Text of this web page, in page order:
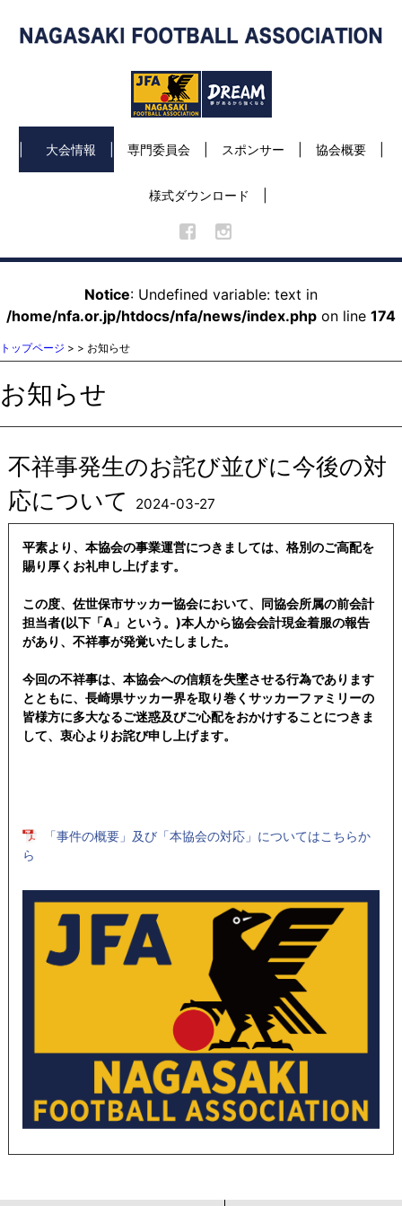
大会情報 専門委員会 スポンサー 協会概要
様式ダウンロード
Notice: Undefined variable: text in
/home/nfa.or.jp/htdocs/nfa/news/index.php on line 174
トップページ > > お知らせ
お知らせ
不祥事発生のお詫び並びに今後の対
応について
2024-03-27
平素より、本協会の事業運営につきましては、格別のご高配を
賜り厚くお礼申し上げます。
この度、佐世保市サッカー協会において、同協会所属の前会計
担当者(以下「A」という。)本人から協会会計現金着服の報告
があり、不祥事が発覚いたしました。
今回の不祥事は、本協会への信頼を失墜させる行為であります
とともに、長崎県サッカー界を取り巻くサッカーファミリーの
皆様方に多大なるご迷惑及びご心配をおかけすることにつきま
して、衷心よりお詫び申し上げます。
「事件の概要」及び「本協会の対応」についてはこちらか
ら